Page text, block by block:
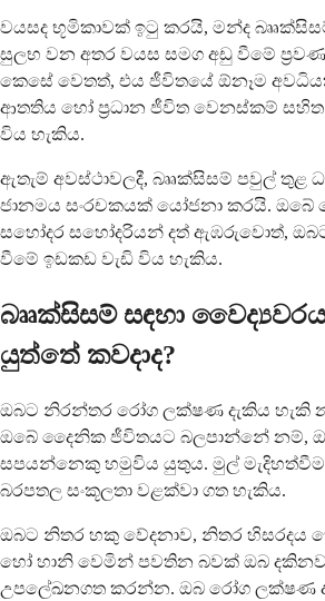
වයසද භූමිකාවක් ඉටු කරයි, මන්ද
සුලභ වන අතර වයස සමග අඩු වීමේ
කෙසේ වෙතත්, එය ජීවිතයේ ඕනෑම
ආතතිය හෝ ප්‍රධාන ජීවිත වෙනස්කම්
විය හැකිය.
ඇතැම් අවස්ථාවලදී, බෲක්සිසම් පවුල් තුළ
ජානමය සංරචකයක් යෝජනා කරයි. ඔබේ
සහෝදර සහෝදරියන් දත් ඇඹරුවොත්,
වීමේ ඉඩකඩ වැඩි විය හැකිය.
බෲක්සිසම් සඳහා
යුත්තේ කවදාද?
ඔබට නිරන්තර රෝග ලක්ෂණ දැකිය හැකි
ඔබේ දෛනික ජීවිතයට බලපාන්නේ නම්,
සපයන්නෙකු හමුවිය යුතුය. මුල්
බරපතල සංකූලතා වළක්වා ගත හැකිය.
ඔබට නිතර හකු වේදනාව, නිතර හිසරදය
හෝ හානි වෙමින් පවතින බවක් ඔබ
උපලේඛනගත කරන්න. ඔබ රෝග ලක්ෂණ